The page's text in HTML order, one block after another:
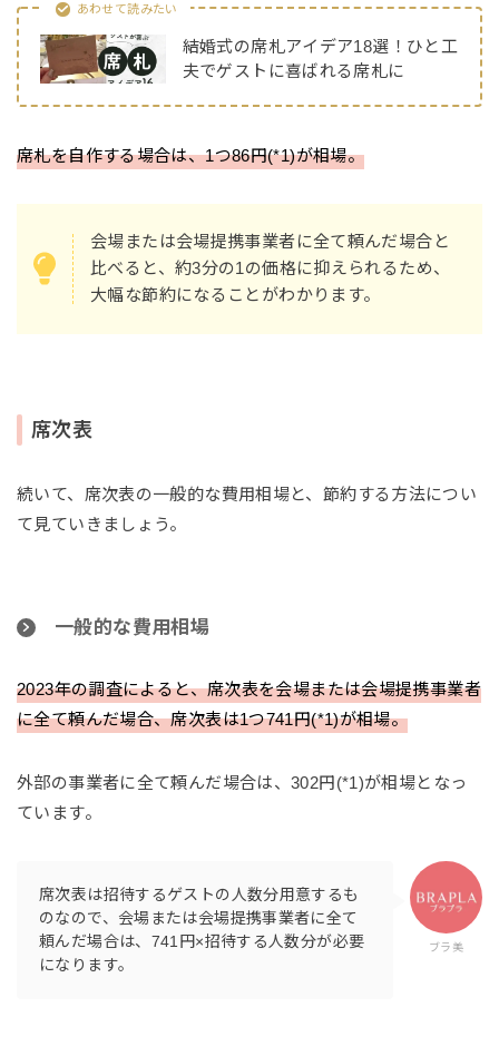
あわせて読みたい
結婚式の席札アイデア18選！ひと工
夫でゲストに喜ばれる席札に
席札を自作する場合は、1つ86円(*1)が相場。
会場または会場提携事業者に全て頼んだ場合と
比べると、約3分の1の価格に抑えられるため、
大幅な節約になることがわかります。
席次表
続いて、席次表の一般的な費用相場と、節約する方法につい
て見ていきましょう。
一般的な費用相場
2023年の調査によると、席次表を会場または会場提携事業者
に全て頼んだ場合、席次表は1つ741円(*1)が相場。
外部の事業者に全て頼んだ場合は、302円(*1)が相場となっ
ています。
ブラ美
席次表は招待するゲストの人数分用意するも
のなので、会場または会場提携事業者に全て
頼んだ場合は、741円×招待する人数分が必要
になります。